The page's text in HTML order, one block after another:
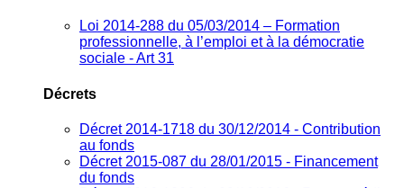
Loi 2014-288 du 05/03/2014 – Formation
professionnelle, à l’emploi et à la démocratie
sociale - Art 31
Décrets
Décret 2014-1718 du 30/12/2014 - Contribution
au fonds
Décret 2015-087 du 28/01/2015 - Financement
du fonds